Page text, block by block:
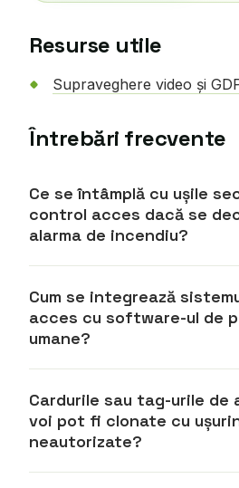
Resurse utile
Supraveghere video și
Întrebări frecvente
Ce se întâmplă cu ușile
control acces dacă se
alarma de incendiu?
Cum se integrează
acces cu software-ul de
umane?
Cardurile sau tag-urile de
voi pot fi clonate cu
neautorizate?